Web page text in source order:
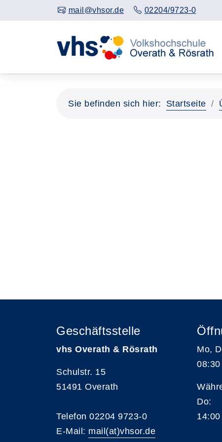
mail@vhsor.de 02204/9723-0
Sie befinden sich hier: Startseite
Geschäftsstelle
vhs Overath & Rösrath
Schulstr. 15
51491 Overath
Telefon 02204 9723-0
E-Mail: mail(at)vhsor.de
Mo,
Do: